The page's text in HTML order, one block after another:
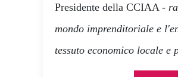
Presidente della CCIAA -
mondo imprenditoriale e
tessuto economico locale